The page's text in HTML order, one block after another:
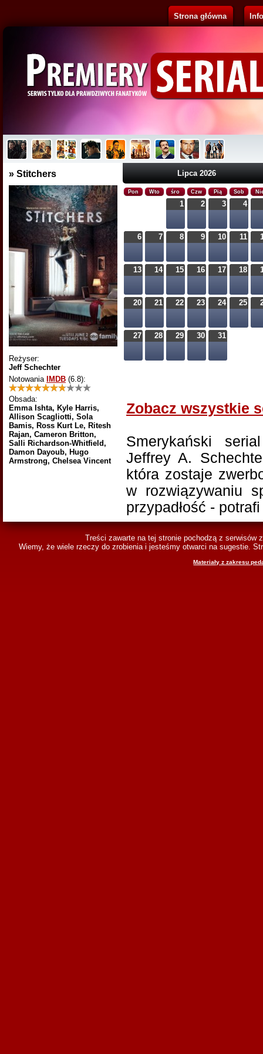
Strona główna
Pluribus
Brak opisu...
» Stitchers
Reżyser:
Jeff Schechter
Notowania IMDB (6.8):
Obsada:
Emma Ishta, Kyle Harris,
Allison Scagliotti, Sola
Bamis, Ross Kurt Le, Ritesh
Rajan, Cameron Britton,
Salli Richardson-Whitfield,
Damon Dayoub, Hugo
Armstrong, Chelsea Vincent
Lipca 2026
Pon Wto śro Czw Pią Sob
1 2 3 4
6 7 8 9 10 11
13 14 15 16 17 18
20 21 22 23 24 25
27 28 29 30 31
Zobacz wszystkie
Smerykański
Jeffrey A.
która zostaje
w rozwiązywaniu
przypadłość -
Treści zawarte na tej stronie pochodzą z
Wiemy, że wiele rzeczy do zrobienia i jesteśmy otwarci na sugestie.
Materiały z zakresu